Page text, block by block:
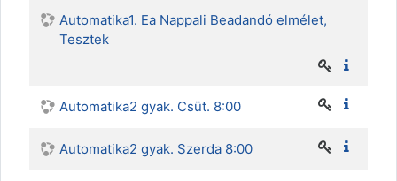
Automatika1. Ea Nappali Beadandó elmélet,
Tesztek
Automatika2 gyak. Csüt. 8:00
Automatika2 gyak. Szerda 8:00